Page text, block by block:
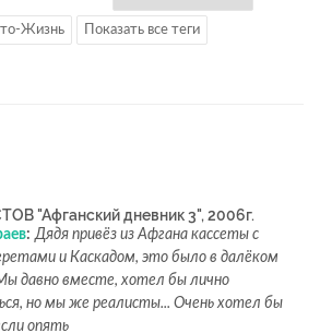
Жизнь Показать все теги
"Афганский дневник 3", 2006г.
: Дядя привёз из Афгана кассеты с
и Каскадом, это было в далёком
давно вместе, хотел бы лично
но мы же реалисты... Очень хотел бы
опять